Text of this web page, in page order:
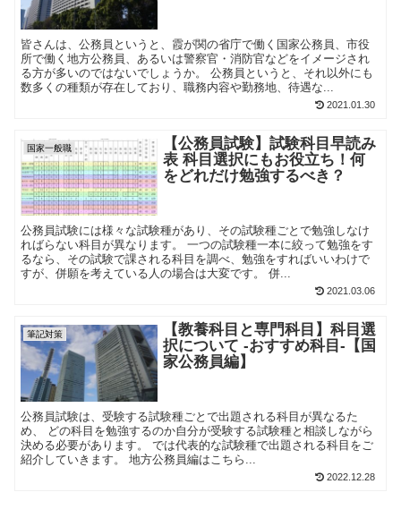
皆さんは、公務員というと、霞が関の省庁で働く国家公務員、市役
所で働く地方公務員、あるいは警察官・消防官などをイメージされ
る方が多いのではないでしょうか。 公務員というと、それ以外にも
数多くの種類が存在しており、職務内容や勤務地、待遇な...
2021.01.30
国家一般職
【公務員試験】試験科目早読み
表 科目選択にもお役立ち！何
をどれだけ勉強するべき？
公務員試験には様々な試験種があり、その試験種ごとで勉強しなけ
ればらない科目が異なります。 一つの試験種一本に絞って勉強をす
るなら、その試験で課される科目を調べ、勉強をすればいいわけで
すが、併願を考えている人の場合は大変です。 併...
2021.03.06
筆記対策
【教養科目と専門科目】科目選
択について -おすすめ科目-【国
家公務員編】
公務員試験は、受験する試験種ごとで出題される科目が異なるた
め、 どの科目を勉強するのか自分が受験する試験種と相談しながら
決める必要があります。 では代表的な試験種で出題される科目をご
紹介していきます。 地方公務員編はこちら...
2022.12.28